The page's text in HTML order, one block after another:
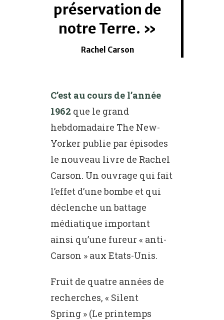
préservation de
notre Terre.
Rachel Carson
C’est au cours de l’année
1962 que le grand
hebdomadaire The New-
Yorker publie par épisodes
le nouveau livre de Rachel
Carson. Un ouvrage qui fait
l’effet d’une bombe et qui
déclenche un battage
médiatique important
ainsi qu’une fureur « anti-
Carson » aux Etats-Unis.
Fruit de quatre années de
recherches, « Silent
Spring » (Le printemps